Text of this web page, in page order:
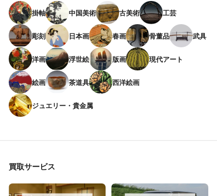
掛軸 中国美術 古美術 工芸
彫刻 日本画 春画 骨董品 武具
洋画 浮世絵 版画 現代アート
絵画 茶道具 西洋絵画
ジュエリー・貴金属
買取サービス